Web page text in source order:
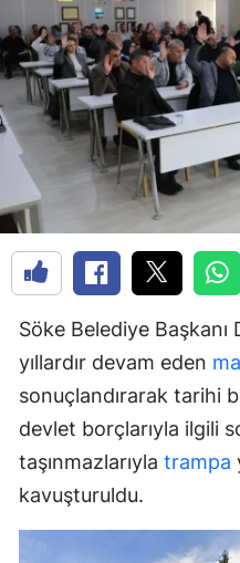
Söke Belediye Başkanı
yıllardır devam eden
sonuçlandırarak tarihi
devlet borçlarıyla ilgili
taşınmazlarıyla trampa
kavuşturuldu.